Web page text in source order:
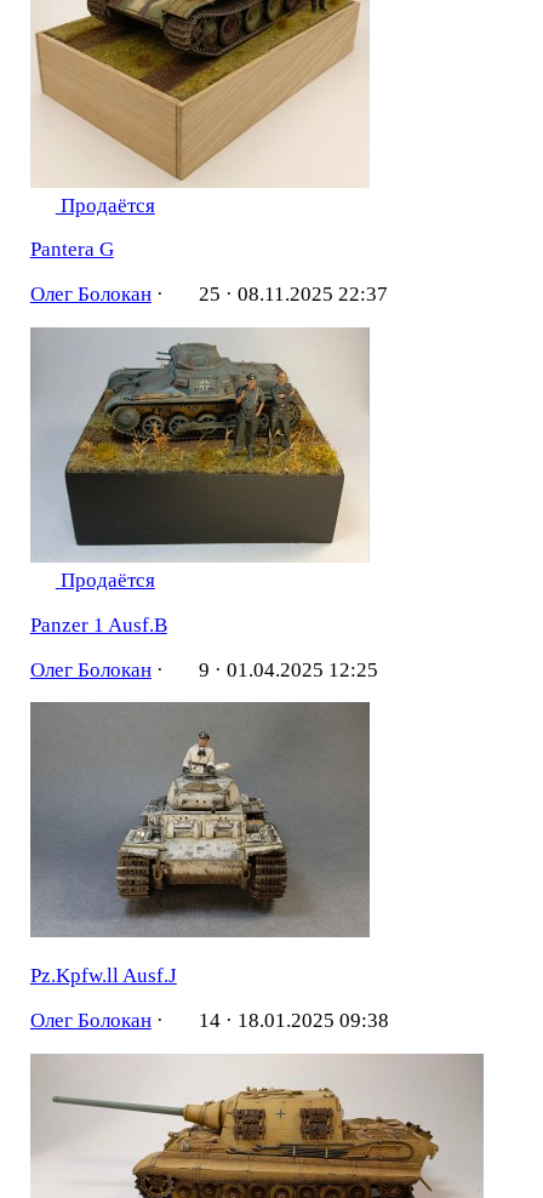
Продаётся
Pantera G
Олег Болокан· 25 · 08.11.2025 22:37
Продаётся
Panzer 1 Ausf.B
Олег Болокан· 9 · 01.04.2025 12:25
Pz.Kpfw.ll Ausf.J
Олег Болокан· 14 · 18.01.2025 09:38